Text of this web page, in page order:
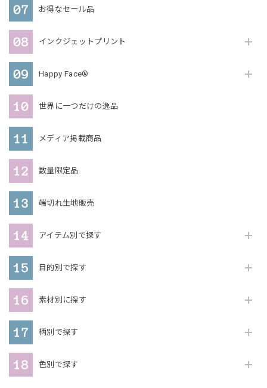
お得なセール品
インクジェットプリント
Happy Face®
世界に一つだけの逸品
メディア掲載商品
数量限定品
端切れ生地販売
アイテム別で探す
目的別で探す
素材別に探す
柄別で探す
色別で探す